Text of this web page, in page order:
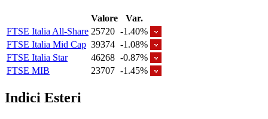
Valore
Var.
FTSE Italia All-Share 25720 -1.40%
FTSE Italia Mid Cap 39374 -1.08%
FTSE Italia Star
46268 -0.87%
FTSE MIB
23707 -1.45%
Indici Esteri